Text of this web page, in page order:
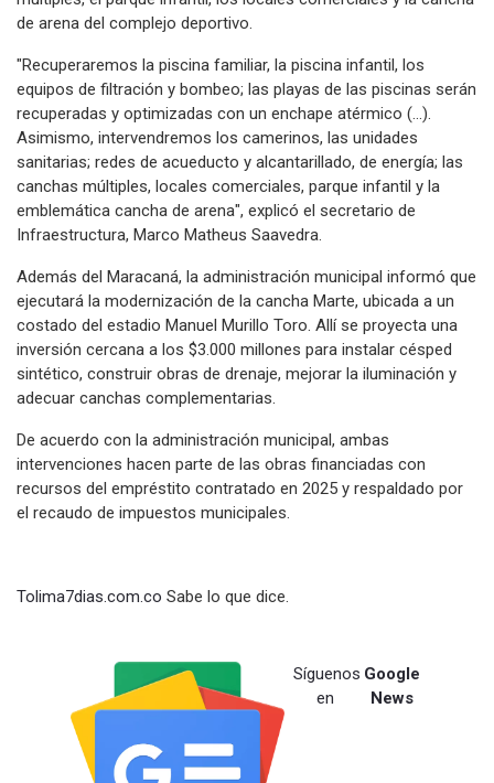
de arena del complejo deportivo.
"Recuperaremos la piscina familiar, la piscina infantil, los
equipos de filtración y bombeo; las playas de las piscinas serán
recuperadas y optimizadas con un enchape atérmico (...).
Asimismo, intervendremos los camerinos, las unidades
sanitarias; redes de acueducto y alcantarillado, de energía; las
canchas múltiples, locales comerciales, parque infantil y la
emblemática cancha de arena", explicó el secretario de
Infraestructura, Marco Matheus Saavedra.
Además del Maracaná, la administración municipal informó que
ejecutará la modernización de la cancha Marte, ubicada a un
costado del estadio Manuel Murillo Toro. Allí se proyecta una
inversión cercana a los $3.000 millones para instalar césped
sintético, construir obras de drenaje, mejorar la iluminación y
adecuar canchas complementarias.
De acuerdo con la administración municipal, ambas
intervenciones hacen parte de las obras financiadas con
recursos del empréstito contratado en 2025 y respaldado por
el recaudo de impuestos municipales.
Tolima7dias.com.co Sabe lo que dice.
Síguenos
en
Google
News